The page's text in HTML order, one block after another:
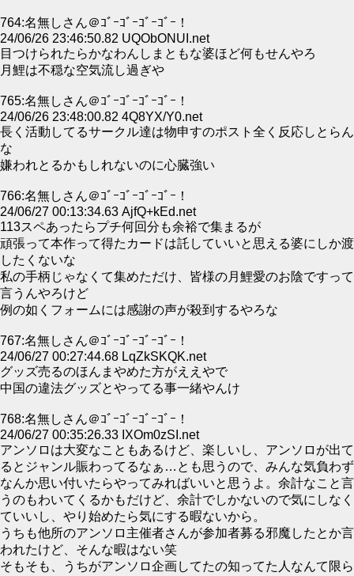
764:名無しさん＠ｺﾞｰｺﾞｰｺﾞｰｺﾞｰ！
24/06/26 23:46:50.82 UQObONUI.net
目つけられたらかなわんしまともな婆ほど何もせんやろ
月鯉は不穏な空気流し過ぎや
765:名無しさん＠ｺﾞｰｺﾞｰｺﾞｰｺﾞｰ！
24/06/26 23:48:00.82 4Q8YX/Y0.net
長く活動してるサークル達は物申すのポスト全く反応しとらん
な
嫌われとるかもしれないのに心臓強い
766:名無しさん＠ｺﾞｰｺﾞｰｺﾞｰｺﾞｰ！
24/06/27 00:13:34.63 AjfQ+kEd.net
113スペあったらプチ何回分も余裕で集まるが
頑張って本作って得たカードは託していいと思える婆にしか渡
したくないな
私の手柄じゃなくて集めただけ、皆様の月鯉愛のお陰ですって
言うんやろけど
例の如くフォームには感謝の声が殺到するやろな
767:名無しさん＠ｺﾞｰｺﾞｰｺﾞｰｺﾞｰ！
24/06/27 00:27:44.68 LqZkSKQK.net
グッズ売るのほんまやめた方がええやで
中国の違法グッズとやってる事一緒やんけ
768:名無しさん＠ｺﾞｰｺﾞｰｺﾞｰｺﾞｰ！
24/06/27 00:35:26.33 IXOm0zSI.net
アンソロは大変なこともあるけど、楽しいし、アンソロが出て
るとジャンル賑わってるなぁ…とも思うので、みんな気負わず
なんか思い付いたらやってみればいいと思うよ。余計なこと言
うのもわいてくるかもだけど、余計でしかないので気にしなく
ていいし、やり始めたら気にする暇ないから。
うちも他所のアンソロ主催者さんが参加者募る邪魔したとか言
われたけど、そんな暇はない笑
そもそも、うちがアンソロ企画してたの知ってた人なんて限ら